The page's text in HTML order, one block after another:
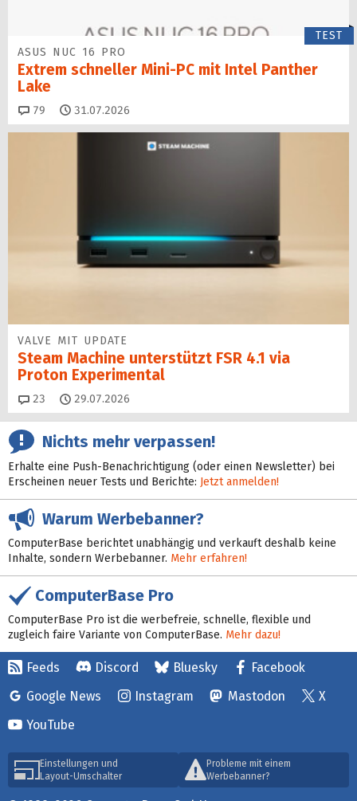
TEST
ASUS NUC 16 PRO
Extrem schneller Mini-PC mit Intel Panther
Lake
79 Kommentare
31.07.2026
VALVE MIT UPDATE
Steam Machine unterstützt FSR 4.1 via
Proton Experimental
23 Kommentare
29.07.2026
Nichts mehr verpassen!
Erhalte eine Push-Benachrichtigung (oder einen Newsletter) bei
Erscheinen neuer Tests und Berichte: Jetzt anmelden!
Warum Werbebanner?
ComputerBase berichtet unabhängig und verkauft deshalb keine
Inhalte, sondern Werbebanner. Mehr erfahren!
ComputerBase Pro
ComputerBase Pro ist die werbefreie, schnelle, flexible und
zugleich faire Variante von ComputerBase. Mehr dazu!
Feeds Discord Bluesky
Facebook
Google News
Instagram Mastodon
X
YouTube
Einstellungen und
Layout-Umschalter
Probleme mit einem
Werbebanner?